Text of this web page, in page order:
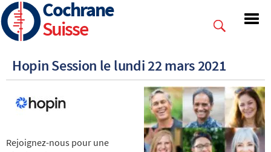
Skip
to
main
Cochrane
Suisse
Hopin Session le lundi 22 mars 2021
Rejoignez-nous pour une